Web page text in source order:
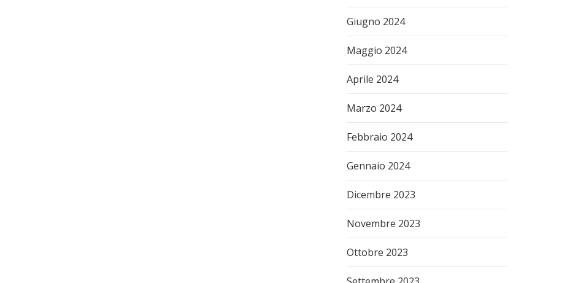
Giugno 2024
Maggio 2024
Aprile 2024
Marzo 2024
Febbraio 2024
Gennaio 2024
Dicembre 2023
Novembre 2023
Ottobre 2023